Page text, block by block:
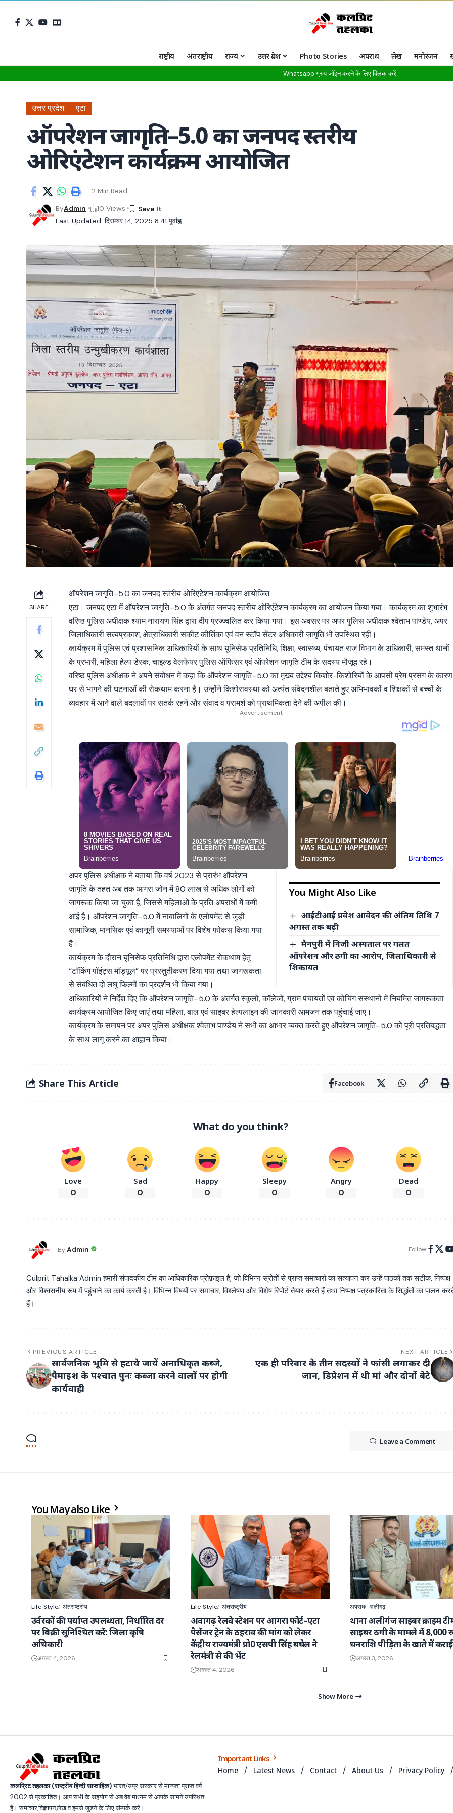
राष्ट्रीय अंतराष्ट्रीय राज्य उत्तर प्रदेश Photo Stories अपराध लेख मनोरंजन
Whatsapp ग्रुप जॉइन करने के लिए क्लिक करें
उत्तर प्रदेश एटा
ऑपरेशन जागृति–5.0 का जनपद स्तरीय
ओरिएंटेशन कार्यक्रम आयोजित
Last Updated: दिसम्बर 14, 2025 8:41 पूर्वाह्न
ByAdmin 10 Views
2 Min Read
SHARE
ऑपरेशन जागृति–5.0 का जनपद स्तरीय ओरिएंटेशन कार्यक्रम आयोजित
एटा। जनपद एटा में ऑपरेशन जागृति–5.0 के अंतर्गत जनपद स्तरीय ओरिएंटेशन कार्यक्रम का आयोजन किया गया। कार्यक्रम का शुभारंभ
वरिष्ठ पुलिस अधीक्षक श्याम नारायण सिंह द्वारा दीप प्रज्ज्वलित कर किया गया। इस अवसर पर अपर पुलिस अधीक्षक श्वेताभ पाण्डेय, अपर
जिलाधिकारी सत्यप्रकाश, क्षेत्राधिकारी सकीट कीर्तिका एवं वन स्टॉप सेंटर अधिकारी जागृति भी उपस्थित रहीं।
कार्यक्रम में पुलिस एवं प्रशासनिक अधिकारियों के साथ यूनिसेफ प्रतिनिधि, शिक्षा, स्वास्थ्य, पंचायत राज विभाग के अधिकारी, समस्त थानों
के प्रभारी, महिला हेल्प डेस्क, चाइल्ड वेलफेयर पुलिस ऑफिसर एवं ऑपरेशन जागृति टीम के सदस्य मौजूद रहे।
वरिष्ठ पुलिस अधीक्षक ने अपने संबोधन में कहा कि ऑपरेशन जागृति–5.0 का मुख्य उद्देश्य किशोर-किशोरियों के आपसी प्रेम प्रसंग के कारण
घर से भागने की घटनाओं की रोकथाम करना है। उन्होंने किशोरावस्था को अत्यंत संवेदनशील बताते हुए अभिभावकों व शिक्षकों से बच्चों के
व्यवहार में आने वाले बदलावों पर सतर्क रहने और संवाद व परामर्श को प्राथमिकता देने की अपील की।
- Advertisement -
You Might Also Like
आईटीआई प्रवेश आवेदन की अंतिम तिथि 7
अगस्त तक बढ़ी
मैनपुरी में निजी अस्पताल पर गलत
ऑपरेशन और ठगी का आरोप, जिलाधिकारी से
शिकायत
अपर पुलिस अधीक्षक ने बताया कि वर्ष 2023 से प्रारंभ ऑपरेशन
जागृति के तहत अब तक आगरा जोन में 80 लाख से अधिक लोगों को
जागरूक किया जा चुका है, जिससे महिलाओं के प्रति अपराधों में कमी
आई है। ऑपरेशन जागृति–5.0 में नाबालिगों के एलोपमेंट से जुड़ी
सामाजिक, मानसिक एवं कानूनी समस्याओं पर विशेष फोकस किया गया
है।
कार्यक्रम के दौरान यूनिसेफ प्रतिनिधि द्वारा एलोपमेंट रोकथाम हेतु
“टॉकिंग पॉइंट्स मॉड्यूल” पर प्रस्तुतीकरण दिया गया तथा जागरूकता
से संबंधित दो लघु फिल्मों का प्रदर्शन भी किया गया।
अधिकारियों ने निर्देश दिए कि ऑपरेशन जागृति–5.0 के अंतर्गत स्कूलों, कॉलेजों, ग्राम पंचायतों एवं कोचिंग संस्थानों में नियमित जागरूकता
कार्यक्रम आयोजित किए जाएं तथा महिला, बाल एवं साइबर हेल्पलाइन की जानकारी आमजन तक पहुंचाई जाए।
कार्यक्रम के समापन पर अपर पुलिस अधीक्षक श्वेताभ पाण्डेय ने सभी का आभार व्यक्त करते हुए ऑपरेशन जागृति–5.0 को पूरी प्रतिबद्धता
के साथ लागू करने का आह्वान किया।
Share This Article Facebook
What do you think?
Love
0
Sad
0
Happy
0
Sleepy
0
Angry
0
Dead
0
ByAdmin Follow:
Culprit Tahalka Admin हमारी संपादकीय टीम का आधिकारिक प्रोफ़ाइल है, जो विभिन्न स्रोतों से प्राप्त समाचारों का सत्यापन कर उन्हें पाठकों तक सटीक, निष्पक्ष
और विश्वसनीय रूप में पहुंचाने का कार्य करती है। विभिन्न विषयों पर समाचार, विश्लेषण और विशेष रिपोर्ट तैयार करते हैं तथा निष्पक्ष पत्रकारिता के सिद्धांतों का पालन
हैं।
PREVIOUS ARTICLE
सार्वजनिक भूमि से हटाये जायें अनाधिकृत कब्जे,
पैमाइश के पश्चात पुनः कब्जा करने वालों पर होगी
कार्यवाही
NEXT ARTICLE
एक ही परिवार के तीन सदस्यों ने फांसी लगाकर दी
जान, डिप्रेशन में थी मां और दोनों बेटे
Leave a Comment
You May also Like
Life Style अंतराष्ट्रीय
उर्वरकों की पर्याप्त उपलब्धता, निर्धारित दर
पर बिक्री सुनिश्चित करें: जिला कृषि
अधिकारी
अगस्त 4, 2026
Life Style अंतराष्ट्रीय
अवागढ़ रेलवे स्टेशन पर आगरा फोर्ट–एटा
पैसेंजर ट्रेन के ठहराव की मांग को लेकर
केंद्रीय राज्यमंत्री प्रो0 एसपी सिंह बघेल ने
रेलमंत्री से की भेंट
अगस्त 4, 2026
अपराध अलीगढ़
थाना अलीगंज साइबर क्राइम टीम
साइबर ठगी के मामले में 8,000
धनराशि पीड़िता के खाते में
अगस्त 3, 2026
Show More
कलप्रिट तहलका (राष्ट्रीय हिन्दी साप्ताहिक)भारत/उप्र सरकार से मान्यता प्राप्त वर्ष
2002 से प्रकाशित। आप सभी के सहयोग से अब वेब माध्यम से आपके सामने उपस्थित
है। समाचार,विज्ञापन,लेख व हमसे जुड़ने के लिए संम्पर्क करें।
Important Links
Home Latest News Contact About Us Privacy Policy